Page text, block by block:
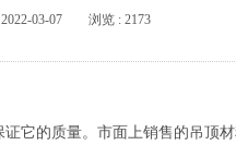
03-07 浏览 : 2173
它的质量。市面上销售的吊顶